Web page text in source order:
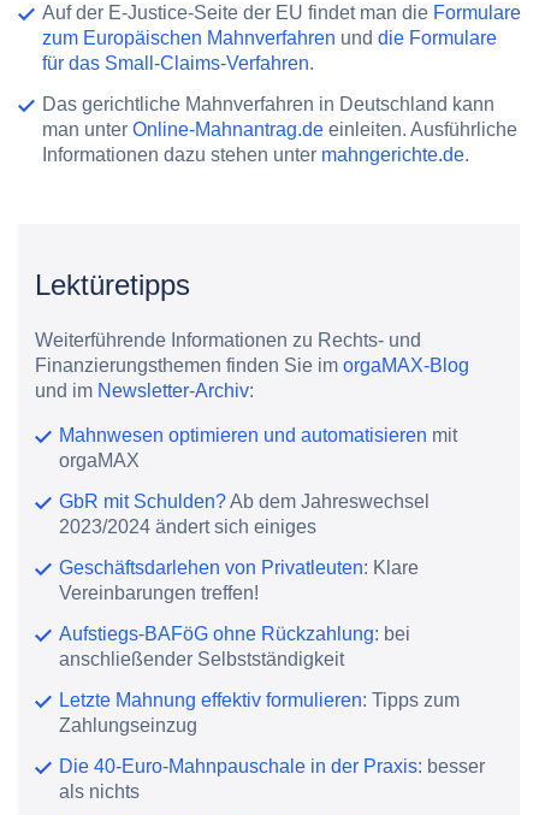
Auf der E-Justice-Seite der EU findet man die Formulare
zum Europäischen Mahnverfahren und die Formulare
für das Small-Claims-Verfahren.
Das gerichtliche Mahnverfahren in Deutschland kann
man unter Online-Mahnantrag.de einleiten. Ausführliche
Informationen dazu stehen unter mahngerichte.de.
Lektüretipps
Weiterführende Informationen zu Rechts- und
Finanzierungsthemen finden Sie imorgaMAX-Blog
und im Newsletter-Archiv:
Mahnwesen optimieren und automatisieren mit
orgaMAX
GbR mit Schulden?Ab dem Jahreswechsel
2023/2024 ändert sich einiges
Geschäftsdarlehen von Privatleuten: Klare
Vereinbarungen treffen!
Aufstiegs-BAFöG ohne Rückzahlung: bei
anschließender Selbstständigkeit
Letzte Mahnung effektiv formulieren: Tipps zum
Zahlungseinzug
Die 40-Euro-Mahnpauschale in der Praxis: besser
als nichts